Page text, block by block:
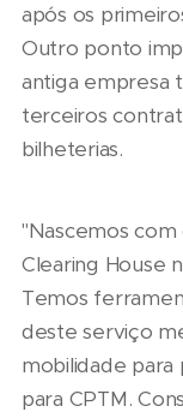
após os
Outro ponto
antiga empresa
terceiros
bilheterias.
"Nascemos
Clearing House
Temos
deste serviço
mobilidade
para CPTM.